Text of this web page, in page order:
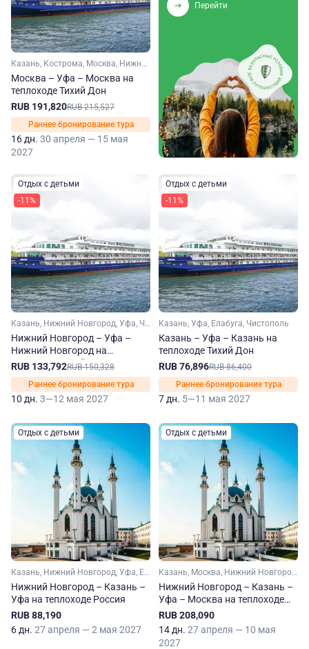
Казань, Кострома, Москва, Нижний Новгород, Уфа, Чебоксары, Ярославль, Углич, Плес, Елабуга, Чистополь, Мышкин, Городец
Москва – Уфа – Москва на
теплоходе Тихий Дон
RUB 191,820RUB 215,527
Раннее бронирование тура
16 дн. 30 апреля — 15 мая
2027
Перейти
Отдых с детьми
-11%
Казань, Нижний Новгород, Уфа, Чебоксары, Елабуга, Чистополь
Нижний Новгород – Уфа –
Нижний Новгород на
теплоходе Тихий Дон
RUB 133,792RUB 150,328
Раннее бронирование тура
10 дн. 3—12 мая 2027
Отдых с детьми
-11%
Казань, Уфа, Елабуга, Чистополь
Казань – Уфа – Казань на
теплоходе Тихий Дон
RUB 76,896RUB 86,400
Раннее бронирование тура
7 дн. 5—11 мая 2027
Отдых с детьми
Казань, Нижний Новгород, Уфа, Елабуга
Нижний Новгород – Казань –
Уфа на теплоходе Россия
RUB 88,190
6 дн. 27 апреля — 2 мая 2027
Отдых с детьми
Казань, Москва, Нижний Новгород, Новосибирск, Уфа, Чебоксары, Ярославль, Углич, Елабуга, Чистополь, Городец
Нижний Новгород – Казань –
Уфа – Москва на теплоходе
Россия
RUB 208,090
14 дн. 27 апреля — 10 мая
2027